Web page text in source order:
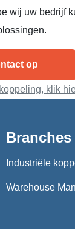
wij uw bedrijf
op
klik
Branches
Industriële
Warehouse